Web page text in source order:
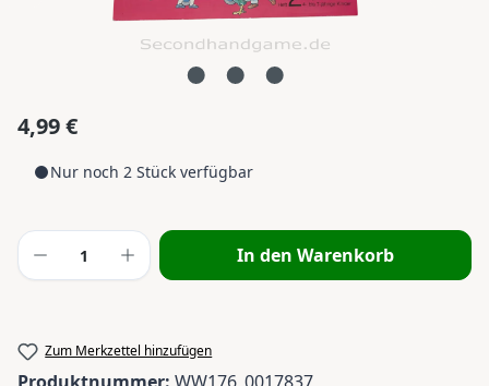
Regulärer Preis:
4,99 €
Nur noch 2 Stück verfügbar
Produkt Anzahl: Gib den gewünschten
In den Warenkorb
Zum Merkzettel hinzufügen